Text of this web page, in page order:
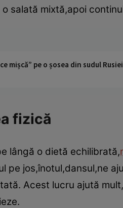
salată mixtă,apoi
mișcă” pe o șosea din sudul
fizică
lângă o dietă echilibrată,
pe jos,înotul,dansul,ne
Acest lucru ajută